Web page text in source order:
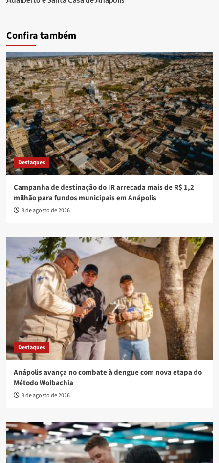
Confira também
Destaques
Campanha de destinação do IR arrecada mais de R$ 1,2
milhão para fundos municipais em Anápolis
8 de agosto de 2026
Destaques
Anápolis avança no combate à dengue com nova etapa do
Método Wolbachia
8 de agosto de 2026